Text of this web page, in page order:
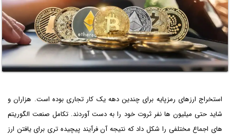
استخراج ارزهای رمزپایه برای چندین دهه یک کار تجاری بوده است. هزاران و
شاید حتی میلیون ها نفر ثروت خود را به دست آوردند. تکامل صنعت الگوریتم
های اجماع مختلفی را شکل داد که نتیجه آن فرآیند پیچیده تری برای یافتن ارز